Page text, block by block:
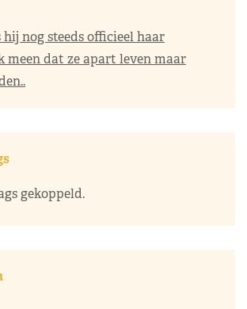
hij nog steeds officieel haar
meen dat ze apart leven maar
gekoppeld.